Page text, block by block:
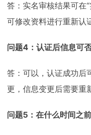
答：实名审核结果可在
可修改资料进行重新认
问题4：认证后信息可
答：可以，认证成功后
更，信息变更后需要重
问题5：在什么时间之